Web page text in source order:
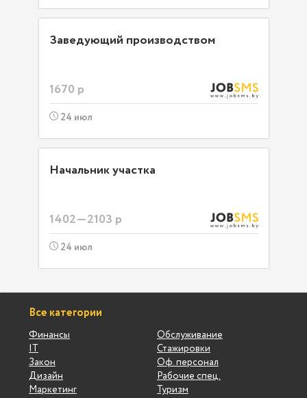
Заведующий производством
1670 р
24 июл
Начальник участка
1402—2103 р
24 июл
Все категории
Финансы
IT
Закон
Дизайн
Маркетинг
Обслуживание
Стажировки
Оф. персонал
Рабочие спец.
Туризм